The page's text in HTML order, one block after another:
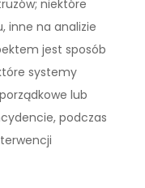
niektóre
inne na analizie
jest sposób
systemy
lub
podczas